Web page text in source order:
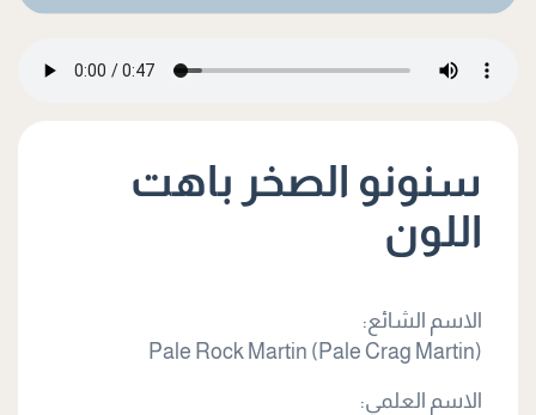
سنونو الصخر باهت
اللون
الاسم الشائع:
Pale Rock Martin (Pale Crag Martin)
الاسم العلمي: